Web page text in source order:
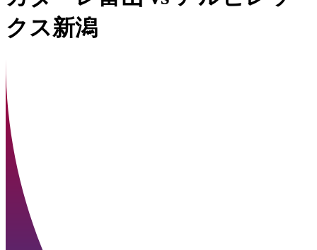
クス新潟